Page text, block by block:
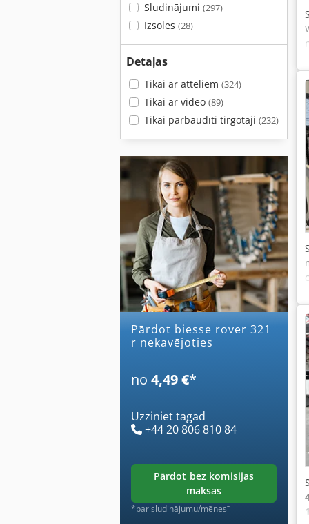
Sludinājumi (297)
Izsoles (28)
Detaļas
Tikai ar attēliem (324)
Tikai ar video (89)
Tikai pārbaudīti tirgotāji (232)
Pārdot biesse rover 321
r nekavējoties
no 4,49 €*
Uzziniet tagad
+44 20 806 810 84
pārdot bez komisijas
maksas
*par sludinājumu/mēnesī